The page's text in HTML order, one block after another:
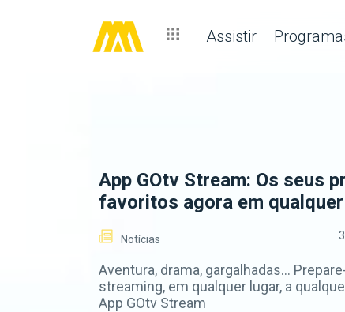
Assistir
App GOtv Stream: Os seus
favoritos agora em
Notícias
Aventura, drama, gargalhadas...
streaming, em qualquer lugar, a
App GOtv Stream